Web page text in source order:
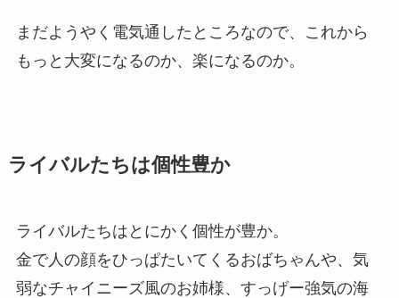
まだようやく電気通したところなので、これから
もっと大変になるのか、楽になるのか。
ライバルたちは個性豊か
ライバルたちはとにかく個性が豊か。
金で人の顔をひっぱたいてくるおばちゃんや、気
弱なチャイニーズ風のお姉様、すっげー強気の海